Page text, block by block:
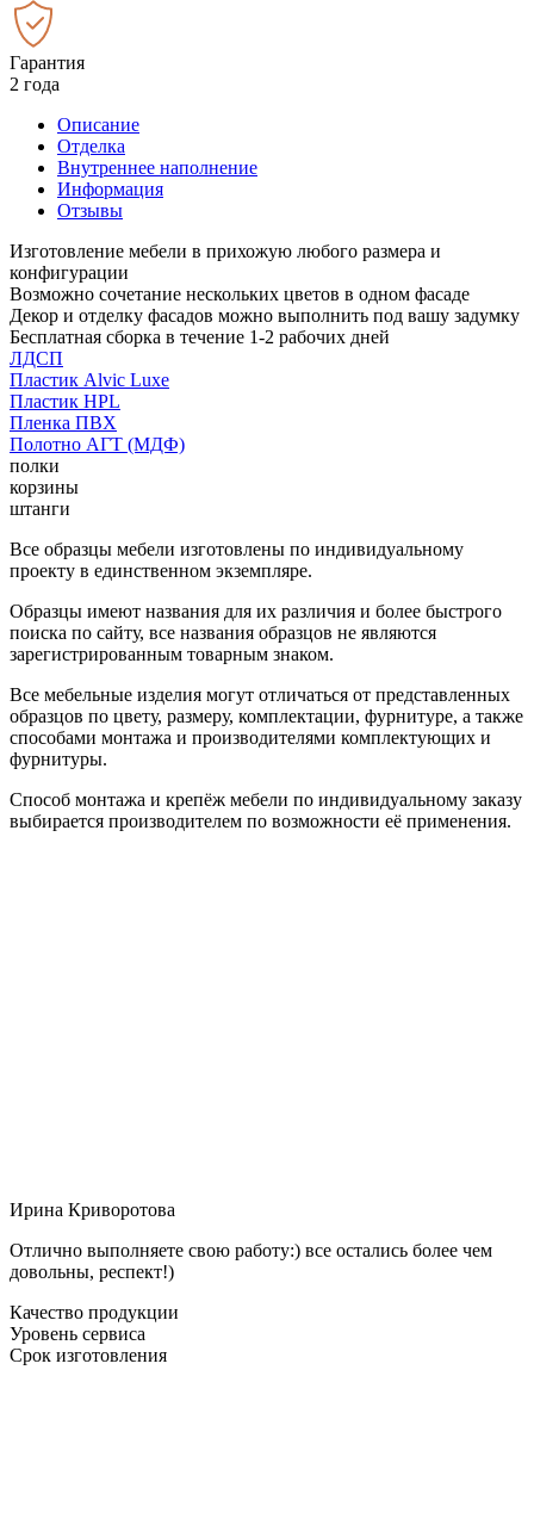
Гарантия
2 года
Описание
Отделка
Внутреннее наполнение
Информация
Отзывы
Изготовление мебели в прихожую любого размера и
конфигурации
Возможно сочетание нескольких цветов в одном фасаде
Декор и отделку фасадов можно выполнить под вашу задумку
Бесплатная сборка в течение 1-2 рабочих дней
ЛДСП
Пластик Alvic Luxe
Пластик HPL
Пленка ПВХ
Полотно АГТ (МДФ)
полки
корзины
штанги
Все образцы мебели изготовлены по индивидуальному
проекту в единственном экземпляре.
Образцы имеют названия для их различия и более быстрого
поиска по сайту, все названия образцов не являются
зарегистрированным товарным знаком.
Все мебельные изделия могут отличаться от представленных
образцов по цвету, размеру, комплектации, фурнитуре, а также
способами монтажа и производителями комплектующих и
фурнитуры.
Способ монтажа и крепёж мебели по индивидуальному заказу
выбирается производителем по возможности её применения.
Ирина Криворотова
Отлично выполняете свою работу:) все остались более чем
довольны, респект!)
Качество продукции
Уровень сервиса
Срок изготовления